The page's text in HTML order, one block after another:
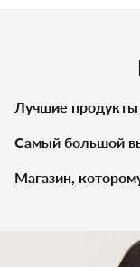
Лучшие
Самый большой
Магазин,